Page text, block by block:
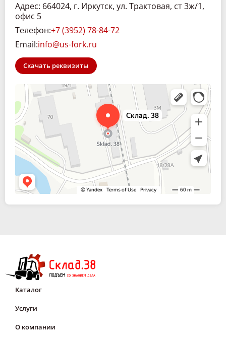
Адрес: 664024, г. Иркутск, ул. Трактовая, ст 3ж/1,
офис 5
Телефон:+7 (3952) 78-84-72
Email:info@us-fork.ru
Скачать реквизиты
Склад. 38
Спецтехника и спецавтомобили в Иркутске
Каталог
Услуги
О компании